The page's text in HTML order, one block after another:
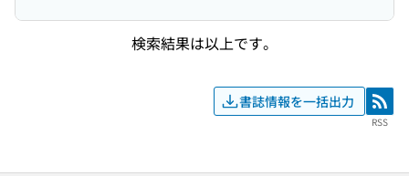
検索結果は以上です。
書誌情報を一括出力 RSS
RSS